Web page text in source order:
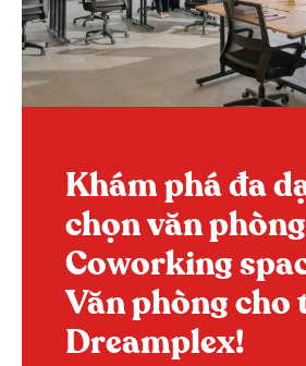
Khám phá đa
chọn văn
Coworking
Văn phòng cho
Dreamplex!